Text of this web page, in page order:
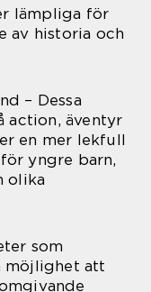
lämpliga för
av historia och
– Dessa
action, äventyr
en mer lekfull
yngre barn,
olika
som
möjlighet att